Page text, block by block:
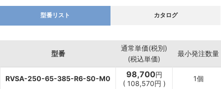
型番リスト カタログ
型番
通常単価(税別)
(税込単価)
最小発注数量
RVSA-250-65-385-R6-S0-M0 98,700円
( 108,570円 )
1個